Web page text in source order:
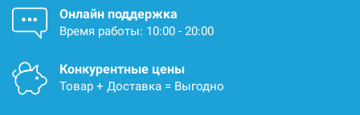
Онлайн поддержка
Время работы: 10:00 - 20:00
Конкурентные цены
Товар + Доставка = Выгодно